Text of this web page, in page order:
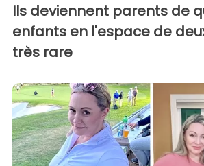
Ils deviennent parents de
enfants en l'espace de
très rare